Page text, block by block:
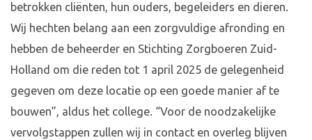
betrokken cliënten, hun ouders, begeleiders en dieren.
Wij hechten belang aan een zorgvuldige afronding en
hebben de beheerder en Stichting Zorgboeren Zuid-
Holland om die reden tot 1 april 2025 de gelegenheid
gegeven om deze locatie op een goede manier af te
bouwen”, aldus het college. “Voor de noodzakelijke
vervolgstappen zullen wij in contact en overleg blijven